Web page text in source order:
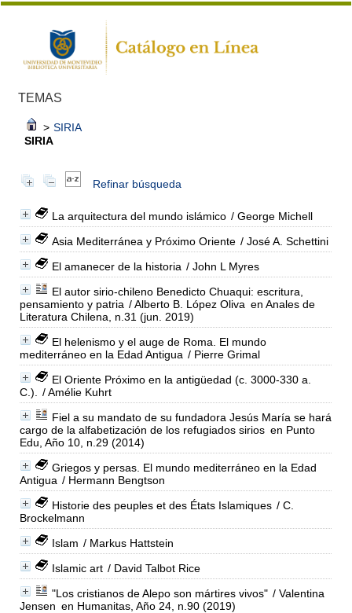
TEMAS
> SIRIA
SIRIA
Refinar búsqueda
La arquitectura del mundo islámico / George Michell
Asia Mediterránea y Próximo Oriente / José A. Schettini
El amanecer de la historia / John L Myres
El autor sirio-chileno Benedicto Chuaqui: escritura,
pensamiento y patria / Alberto B. López Oliva en Anales de
Literatura Chilena, n.31 (jun. 2019)
El helenismo y el auge de Roma. El mundo
mediterráneo en la Edad Antigua / Pierre Grimal
El Oriente Próximo en la antigüedad (c. 3000-330 a.
C.).
/ Amélie Kuhrt
Fiel a su mandato de su fundadora Jesús María se hará
cargo de la alfabetización de los refugiados sirios en Punto
Edu, Año 10, n.29 (2014)
Griegos y persas. El mundo mediterráneo en la Edad
Antigua / Hermann Bengtson
Historie des peuples et des États Islamiques / C.
Brockelmann
Islam / Markus Hattstein
Islamic art / David Talbot Rice
"Los cristianos de Alepo son mártires vivos" / Valentina
Jensen en Humanitas, Año 24, n.90 (2019)